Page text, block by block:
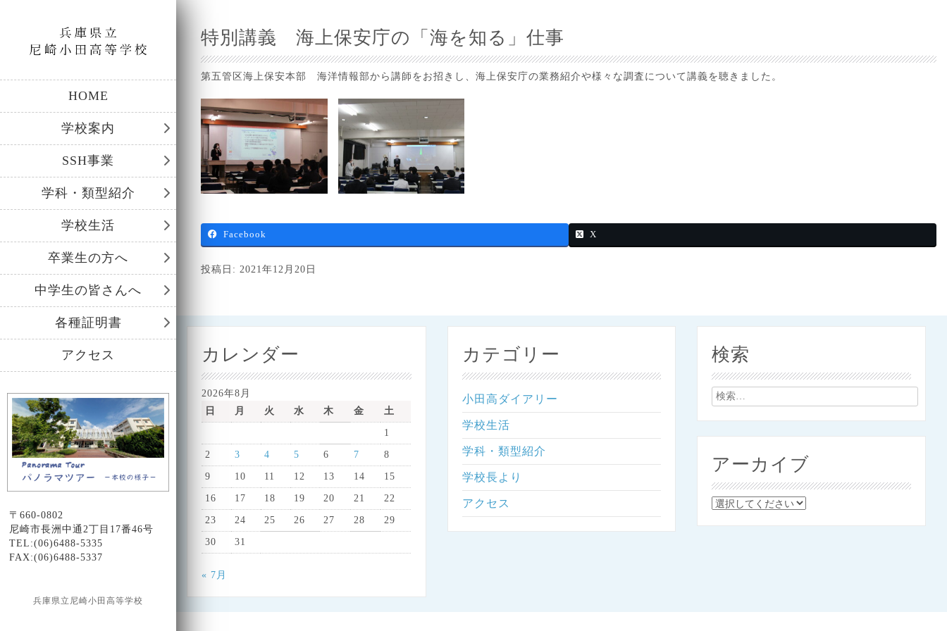
HOME
学校案内
SSH事業
学科・類型紹介
学校生活
卒業生の方へ
中学生の皆さんへ
各種証明書
アクセス
〒660-0802
尼崎市長洲中通2丁目17番46号
TEL:(06)6488-5335
FAX:(06)6488-5337
兵庫県立尼崎小田高等学校
特別講義 海上保安庁の「海を知る」仕事
第五管区海上保安本部 海洋情報部から講師をお招きし、海上保安庁の業務紹介や様々な調査について講義を聴きました。
Facebook X
投稿日: 2021年12月20日
カレンダー
2026年8月
日
月 火 水 木 金 土
1
2 3 4 5 6 7 8
9 10 11 12 13 14 15
16 17 18 19 20 21 22
23 24 25 26 27 28 29
30 31
« 7月
カテゴリー
小田高ダイアリー
学校生活
学科・類型紹介
学校長より
アクセス
検索
検
索:
アーカイブ